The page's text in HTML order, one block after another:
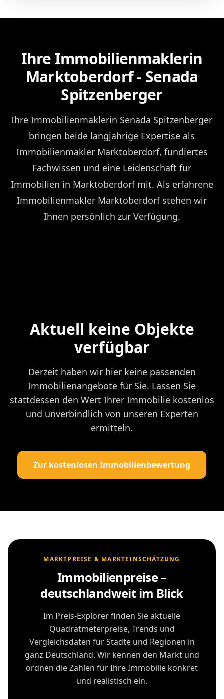
Ihre Immobilienmaklerin
Marktoberdorf - Senada
Spitzenberger
Ihre Immobilienmaklerin Senada Spitzenberger
bringen beide langjährige Expertise als
Immobilienmakler Marktoberdorf, fundiertes
Fachwissen und eine Leidenschaft für
Immobilien in Marktoberdorf mit. Als erfahrene
Immobilienmakler Marktoberdorf stehen wir
Ihnen persönlich zur Verfügung.
Aktuell keine Objekte
verfügbar
Derzeit haben wir hier keine passenden
Immobilienangebote für Sie. Lassen Sie
stattdessen den Wert Ihrer Immobilie kostenlos
und unverbindlich von unseren Experten
ermitteln.
Zur kostenlosen Immobilienbewertung
MARKTPREISE & MARKTEINSCHÄTZUNG
Immobilienpreise –
deutschlandweit im Blick
Im Preis-Explorer finden Sie aktuelle
Quadratmeterpreise, Trends und
Vergleichsdaten für Städte und Regionen in
ganz Deutschland. Wir kennen den Markt und
ordnen die Zahlen für Ihre Immobilie konkret
und realistisch ein.